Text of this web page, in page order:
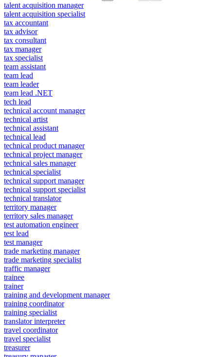
talent acquisition manager
talent acquisition specialist
tax accountant
tax advisor
tax consultant
tax manager
tax specialist
team assistant
team lead
team leader
team lead .NET
tech lead
technical account manager
technical artist
technical assistant
technical lead
technical product manager
technical project manager
technical sales manager
technical specialist
technical support manager
technical support specialist
technical translator
territory manager
territory sales manager
test automation engineer
test lead
test manager
trade marketing manager
trade marketing specialist
traffic manager
trainee
trainer
training and development manager
training coordinator
training specialist
translator interpreter
travel coordinator
travel specialist
treasurer